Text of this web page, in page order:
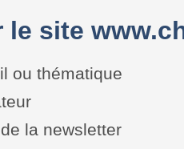
le site
ou thématique
la newsletter